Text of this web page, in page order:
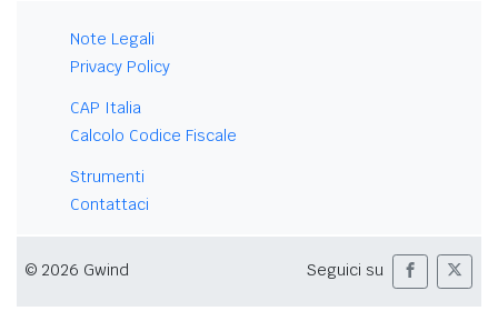
Note Legali
Privacy Policy
CAP Italia
Calcolo Codice Fiscale
Strumenti
Contattaci
© 2026 Gwind Seguici su